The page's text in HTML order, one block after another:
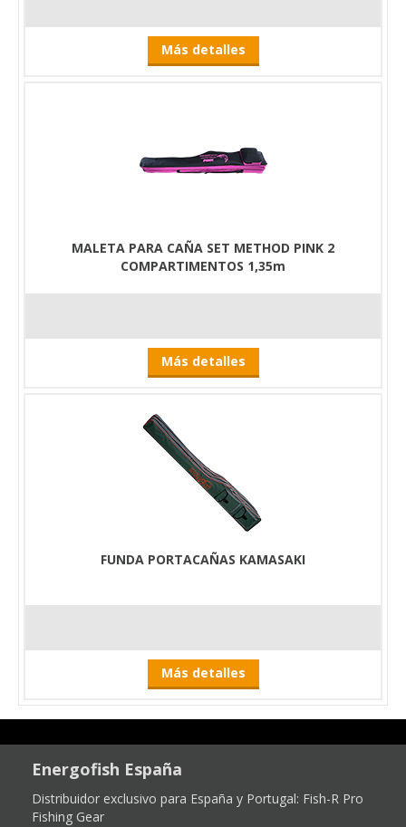
Más detalles
MALETA PARA CAÑA SET METHOD PINK 2
COMPARTIMENTOS 1,35m
Más detalles
FUNDA PORTACAÑAS KAMASAKI
Más detalles
Energofish España
Distribuidor exclusivo para España y Portugal: Fish-R Pro
Fishing Gear